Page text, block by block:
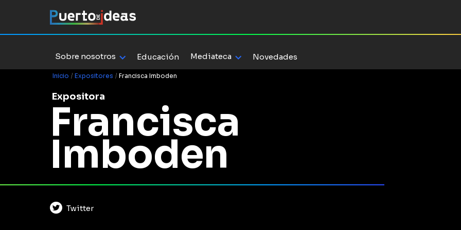
Sobre nosotros Educación Mediateca Novedades
Inicio / Expositores / Francisca Imboden
Expositora
Francisca
Imboden
Twitter